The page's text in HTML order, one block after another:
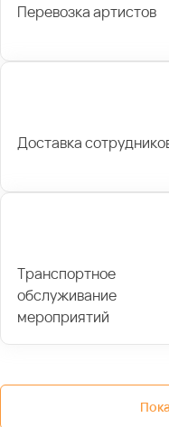
Перевозка артистов
Доставка
Транспортное
обслуживание
мероприятий